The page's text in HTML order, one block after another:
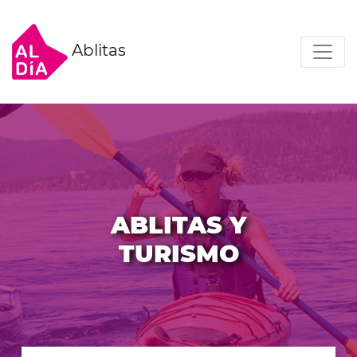
Ablitas
ABLITAS Y
TURISMO